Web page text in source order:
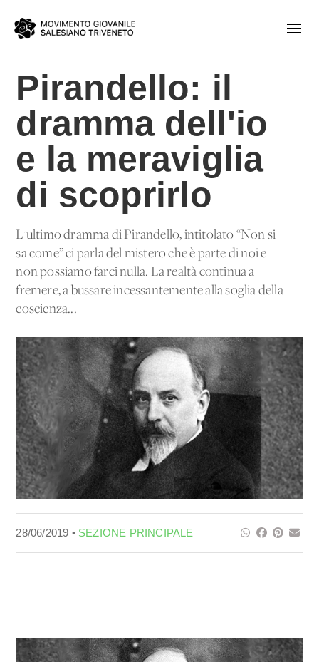
Pirandello: il
dramma dell'io
e la meraviglia
di scoprirlo
L'ultimo dramma di Pirandello, intitolato “Non si
sa come” ci parla del mistero che è parte di noi e
non possiamo farci nulla. La realtà continua a
fremere, a bussare incessantemente alla soglia della
coscienza...
28/06/2019 • SEZIONE PRINCIPALE